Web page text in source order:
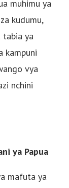
muhimu ya
kudumu,
tabia ya
kampuni
vya
nchini
ya Papua
mafuta ya